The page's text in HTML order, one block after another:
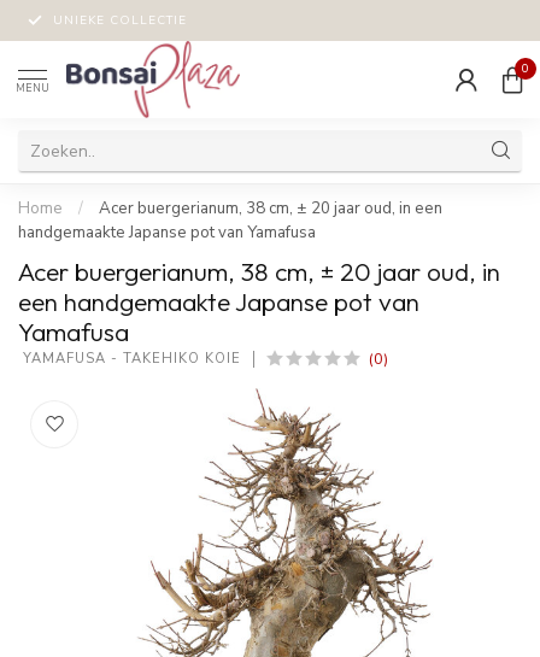
UNIEKE COLLECTIE
MENU
0
Home /
Acer buergerianum, 38 cm, ± 20 jaar oud, in een
handgemaakte Japanse pot van Yamafusa
Acer buergerianum, 38 cm, ± 20 jaar oud, in
een handgemaakte Japanse pot van
Yamafusa
YAMAFUSA - TAKEHIKO KOIE (0)